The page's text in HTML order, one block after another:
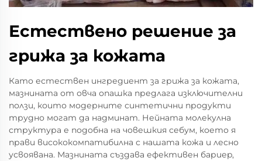
Естествено решение за
грижа за кожата
Като естествен ингредиент за грижа за кожата,
мазнината от овча опашка предлага изключителни
ползи, които модерните синтетични продукти
трудно могат да надминат. Нейната молекулна
структура е подобна на човешкия себум, което я
прави висококомпатибилна с нашата кожа и лесно
усвоявана. Мазнината създава ефективен бариеp,